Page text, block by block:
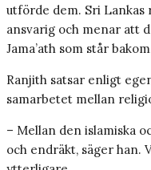
utförde dem. Sri
ansvarig och menar att
Jama’ath som står
Ranjith satsar enligt
samarbetet mellan
– Mellan den islamiska
och endräkt, säger han.